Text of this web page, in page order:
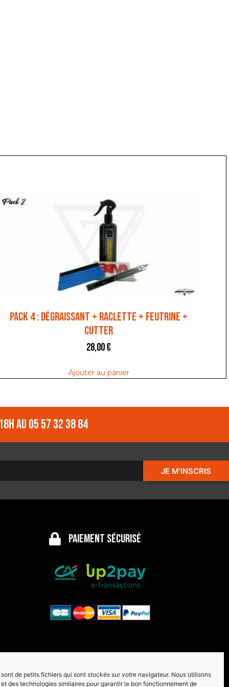
de petits fichiers qui sont stockés sur votre navigateur. Nous utilisons
des technologies similaires pour garantir le bon fonctionnement de
PACK 4 : DÉGRAISSANT + RACLETTE + FEUTRINE +
CUTTER
28,00€
Ajouter au panier
au 05 57 32 38 84
JE M'INSCRIS
Paiement sécurisé